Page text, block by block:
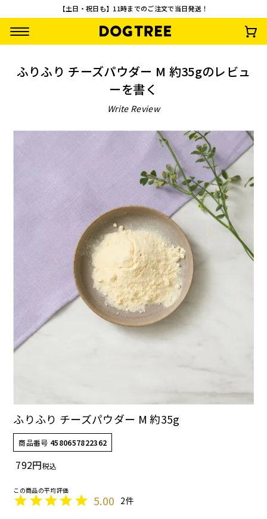
【土日・祝日も】11時までのご注文で当日発送！
うまうまスティック
鶏・さつまいも
¥935 (税込)
さつまいもワッフ
¥792 (税込)
ドッグフード トッピング
ソフトスティック ジャーキー
ふりふり チーズパウダー M 約35gのレビュ
ーを書く
Write Review
ふりふり チーズパウダー M 約35g
商品番号 4580657822362
792 税込
5.00 2